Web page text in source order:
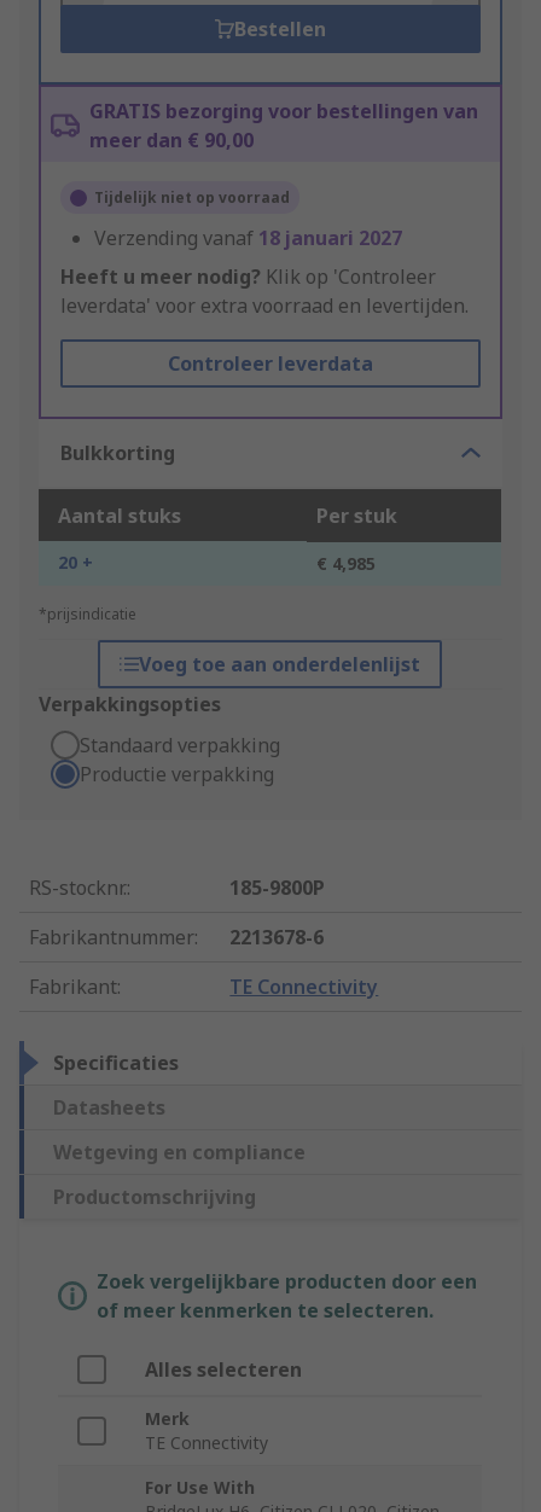
Bestellen
GRATIS bezorging voor bestellingen van
meer dan € 90,00
Tijdelijk niet op voorraad
Verzending vanaf 18 januari 2027
Heeft u meer nodig? Klik op 'Controleer
leverdata' voor extra voorraad en levertijden.
Controleer leverdata
Bulkkorting
Aantal stuks Per stuk
20 + € 4,985
*prijsindicatie
Voeg toe aan onderdelenlijst
Verpakkingsopties
Standaard verpakking
Productie verpakking
RS-stocknr.:
185-9800P
Fabrikantnummer:
2213678-6
Fabrikant: TE Connectivity
Specificaties
Datasheets
Wetgeving en compliance
Productomschrijving
Zoek vergelijkbare producten door een
of meer kenmerken te selecteren.
Alles selecteren
Merk
TE Connectivity
For Use With